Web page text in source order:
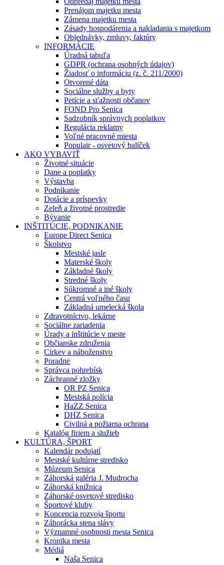
Prenájom majetku mesta
Zámena majetku mesta
Zásady hospodárenia a nakladania s majetkom
Objednávky, zmluvy, faktúry
INFORMÁCIE
Úradná tabuľa
GDPR (ochrana osobných údajov)
Žiadosť o informáciu (z. č. 211/2000)
Otvorené dáta
Sociálne služby a byty
Petície a sťažnosti občanov
FOND Pro Senica
Sadzobník správnych poplatkov
Regulácia reklamy
Voľné pracovné miesta
Populair - osvetový balíček
AKO VYBAVIŤ
Životné situácie
Dane a poplatky
Výstavba
Podnikanie
Dotácie a príspevky
Zeleň a životné prostredie
Bývanie
INŠTITÚCIE, PODNIKANIE
Europe Direct Senica
Školstvo
Mestské jasle
Materské školy
Základné školy
Stredné školy
Súkromné a iné školy
Centrá voľného času
Základná umelecká škola
Zdravotníctvo, lekárne
Sociálne zariadenia
Úrady a inštitúcie v meste
Občianske združenia
Cirkev a náboženstvo
Poradne
Správca pohrebísk
Záchranné zložky
OR PZ Senica
Mestská polícia
HaZZ Senica
DHZ Senica
Civilná a požiarna ochrana
Katalóg firiem a služieb
KULTÚRA, ŠPORT
Kalendár podujatí
Mestské kultúrne stredisko
Múzeum Senica
Záhorská galéria J. Mudrocha
Záhorská knižnica
Záhorské osvetové stredisko
Športové kluby
Koncepcia rozvoja športu
Záhorácka stena slávy
Významné osobnosti mesta Senica
Kronika mesta
Médiá
Naša Senica